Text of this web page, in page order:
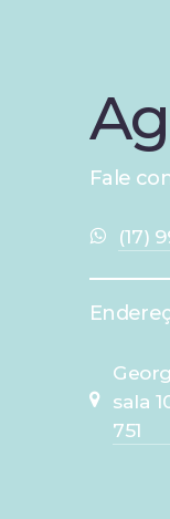
Fale
(17)
sala
751